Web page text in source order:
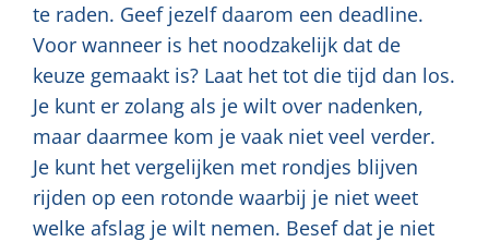
te raden. Geef jezelf daarom een deadline.
Voor wanneer is het noodzakelijk dat de
keuze gemaakt is? Laat het tot die tijd dan los.
Je kunt er zolang als je wilt over nadenken,
maar daarmee kom je vaak niet veel verder.
Je kunt het vergelijken met rondjes blijven
rijden op een rotonde waarbij je niet weet
welke afslag je wilt nemen. Besef dat je niet